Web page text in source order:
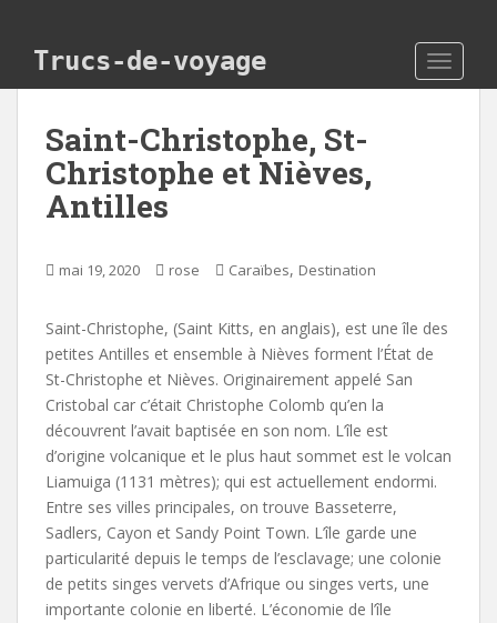
Trucs-de-voyage
Saint-Christophe, St-
Christophe et Nièves,
Antilles
mai 19, 2020 rose Caraïbes, Destination
Saint-Christophe, (Saint Kitts, en anglais), est une île des
petites Antilles et ensemble à Nièves forment l’État de
St-Christophe et Nièves. Originairement appelé San
Cristobal car c’était Christophe Colomb qu’en la
découvrent l’avait baptisée en son nom. L’île est
d’origine volcanique et le plus haut sommet est le volcan
Liamuiga (1131 mètres); qui est actuellement endormi.
Entre ses villes principales, on trouve Basseterre,
Sadlers, Cayon et Sandy Point Town. L’île garde une
particularité depuis le temps de l’esclavage; une colonie
de petits singes vervets d’Afrique ou singes verts, une
importante colonie en liberté. L’économie de l’île